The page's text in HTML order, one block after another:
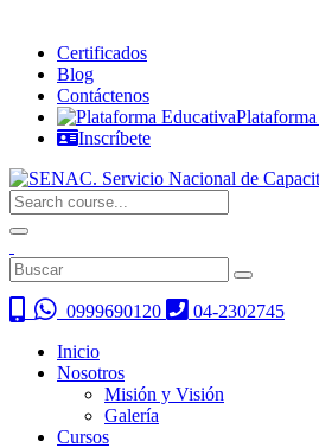
Certificados
Blog
Contáctenos
Inscríbete
0999690120
04-2302745
Inicio
Nosotros
Misión y Visión
Galería
Cursos